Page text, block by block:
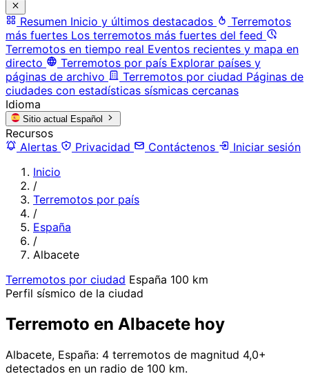
Resumen Inicio y últimos destacados
Terremotos
más fuertes Los terremotos más fuertes del feed
Terremotos en tiempo real Eventos recientes y mapa en
directo
Terremotos por país Explorar países y
páginas de archivo
Terremotos por ciudad Páginas de
ciudades con estadísticas sísmicas cercanas
Idioma
Sitio actual Español
Recursos
Alertas
Privacidad Contáctenos
Iniciar sesión
Inicio
/
Terremotos por país
/
España
/
Albacete
Terremotos por ciudad España 100 km
Perfil sísmico de la ciudad
Terremoto en Albacete hoy
Albacete, España: 4 terremotos de magnitud 4,0+
detectados en un radio de 100 km.